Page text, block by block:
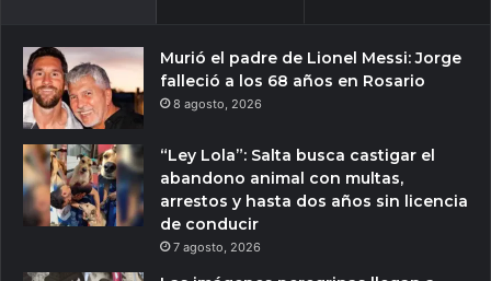
Murió el padre de Lionel Messi: Jorge
falleció a los 68 años en Rosario
8 agosto, 2026
“Ley Lola”: Salta busca castigar el
abandono animal con multas,
arrestos y hasta dos años sin licencia
de conducir
7 agosto, 2026